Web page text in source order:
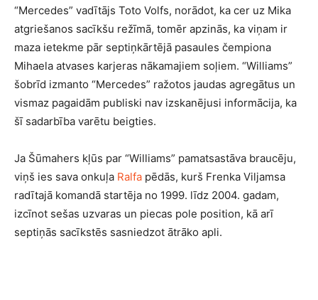
“Mercedes” vadītājs Toto Volfs, norādot, ka cer uz Mika
atgriešanos sacīkšu režīmā, tomēr apzinās, ka viņam ir
maza ietekme pār septiņkārtējā pasaules čempiona
Mihaela atvases karjeras nākamajiem soļiem. “Williams”
šobrīd izmanto “Mercedes” ražotos jaudas agregātus un
vismaz pagaidām publiski nav izskanējusi informācija, ka
šī sadarbība varētu beigties.
Ja Šūmahers kļūs par “Williams” pamatsastāva braucēju,
viņš ies sava onkuļa Ralfa pēdās, kurš Frenka Viljamsa
radītajā komandā startēja no 1999. līdz 2004. gadam,
izcīnot sešas uzvaras un piecas pole position, kā arī
septiņās sacīkstēs sasniedzot ātrāko apli.